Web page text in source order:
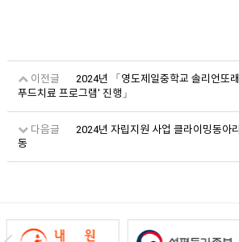
이전글
2024년 「영도제일중학교 솔리언또
푸드치료 프로그램' 진행」
다음글
2024년 자립지원 사업 클라이밍동아
동